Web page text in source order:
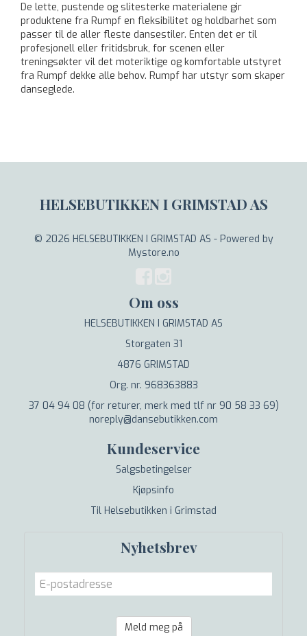
De lette, pustende og slitesterke materialene gir
produktene fra Rumpf en fleksibilitet og holdbarhet som
passer til de aller fleste dansestiler. Enten det er til
profesjonell eller fritidsbruk, for scenen eller
treningsøkter vil det moteriktige og komfortable utstyret
fra Rumpf dekke alle behov. Rumpf har utstyr som skaper
danseglede.
HELSEBUTIKKEN I GRIMSTAD AS
© 2026 HELSEBUTIKKEN I GRIMSTAD AS - Powered by
Mystore.no
Om oss
HELSEBUTIKKEN I GRIMSTAD AS
Storgaten 31
4876 GRIMSTAD
Org. nr. 968363883
37 04 94 08 (for returer, merk med tlf nr 90 58 33 69)
noreply@dansebutikken.com
Kundeservice
Salgsbetingelser
Kjøpsinfo
Til Helsebutikken i Grimstad
Nyhetsbrev
Meld meg på